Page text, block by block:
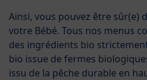
Ainsi, vous pouvez être sûr(e)
votre Bébé. Tous nos menus
des ingrédients bio
bio issue de fermes
issu de la pêche durable en